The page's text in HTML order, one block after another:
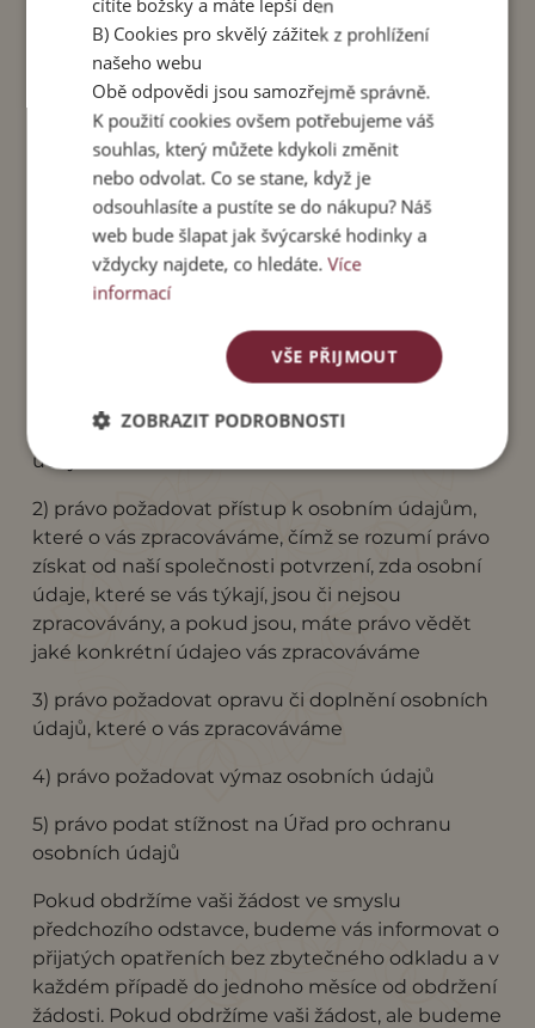
údajům dále mohou získat přístup v určitém
rozsahu osoby, které pro nás vykonávají
podpůrné činnosti, např. provozovatelé našich IT
systémů či webových stránek, dále též
provozovatelé našich záložních serverů a
datových záloh, naši právní, ekonomičtí a daňoví
poradci. Zpracování údajů bude poté probíhat na
odpovědnost těchto osob.
Vaše práva
V souvislosti se zpracováním vašich osobních
informace o tom, jak používáme vaše osobní
údaje
2) právo požadovat přístup k osobním údajům,
které o vás zpracováváme, čímž se rozumí právo
získat od naší společnosti potvrzení, zda osobní
údaje, které se vás týkají, jsou či nejsou
zpracovávány, a pokud jsou, máte právo vědět
jaké konkrétní údajeo vás zpracováváme
3) právo požadovat opravu či doplnění osobních
údajů, které o vás zpracováváme
4) právo požadovat výmaz osobních údajů
5) právo podat stížnost na Úřad pro ochranu
osobních údajů
Pokud obdržíme vaši žádost ve smyslu
předchozího odstavce, budeme vás informovat o
přijatých opatřeních bez zbytečného odkladu a v
každém případě do jednoho měsíce od obdržení
žádosti. Pokud obdržíme vaši žádost, ale budeme
cítíte božsky a máte lepší den
B) Cookies pro skvělý zážitek z prohlížení
našeho webu
Obě odpovědi jsou samozřejmě správně.
K použití cookies ovšem potřebujeme váš
souhlas, který můžete kdykoli změnit
nebo odvolat. Co se stane, když je
odsouhlasíte a pustíte se do nákupu? Náš
web bude šlapat jak švýcarské hodinky a
vždycky najdete, co hledáte.Více
informací
VŠE PŘIJMOUT
ZOBRAZIT PODROBNOSTI